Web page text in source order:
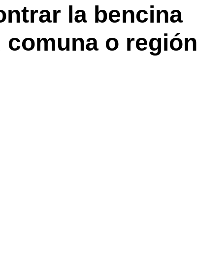
la bencina
comuna o región